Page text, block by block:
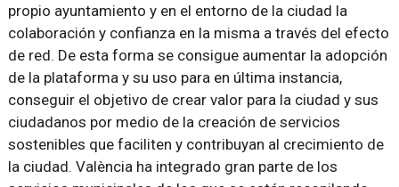
propio ayuntamiento y en el entorno de la ciudad la
colaboración y confianza en la misma a través del efecto
de red. De esta forma se consigue aumentar la adopción
de la plataforma y su uso para en última instancia,
conseguir el objetivo de crear valor para la ciudad y sus
ciudadanos por medio de la creación de servicios
sostenibles que faciliten y contribuyan al crecimiento de
la ciudad. València ha integrado gran parte de los